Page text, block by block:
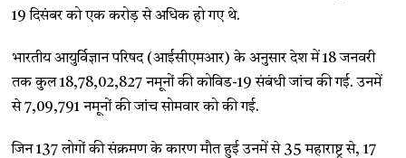
19 दिसंबर को एक करोड़ से अधिक हो गए थे.
भारतीय आयुर्विज्ञान परिषद (आईसीएमआर) के अनुसार देश में 18 जनवरी
तक कुल 18,78,02,827 नमूनों की कोविड-19 संबंधी जांच की गई. उनमें
से 7,09,791 नमूनों की जांच सोमवार को की गई.
जिन 137 लोगों की संक्रमण के कारण मौत हुई उनमें से 35 महाराष्ट्र से, 17